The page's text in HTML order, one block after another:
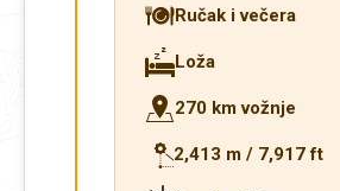
Ručak i večera
Loža
270 km vožnje
2,413 m / 7,917 ft